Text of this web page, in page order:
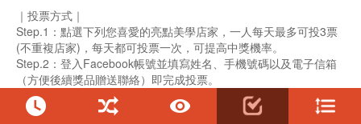
｜投票方式｜
Step.1：點選下列您喜愛的亮點美學店家，一人每天最多可投3票
(不重複店家)，每天都可投票一次，可提高中獎機率。
Step.2：登入Facebook帳號並填寫姓名、手機號碼以及電子信箱
（方便後續獎品贈送聯絡）即完成投票。
｜抽獎獎項｜